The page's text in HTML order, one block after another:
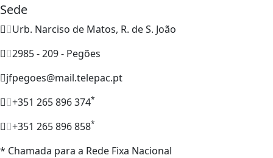
Sede
Urb. Narciso de Matos, R. de S. João
2985 - 209 - Pegões
jfpegoes@mail.telepac.pt
+351 265 896 374*
+351 265 896 858*
* Chamada para a Rede Fixa Nacional